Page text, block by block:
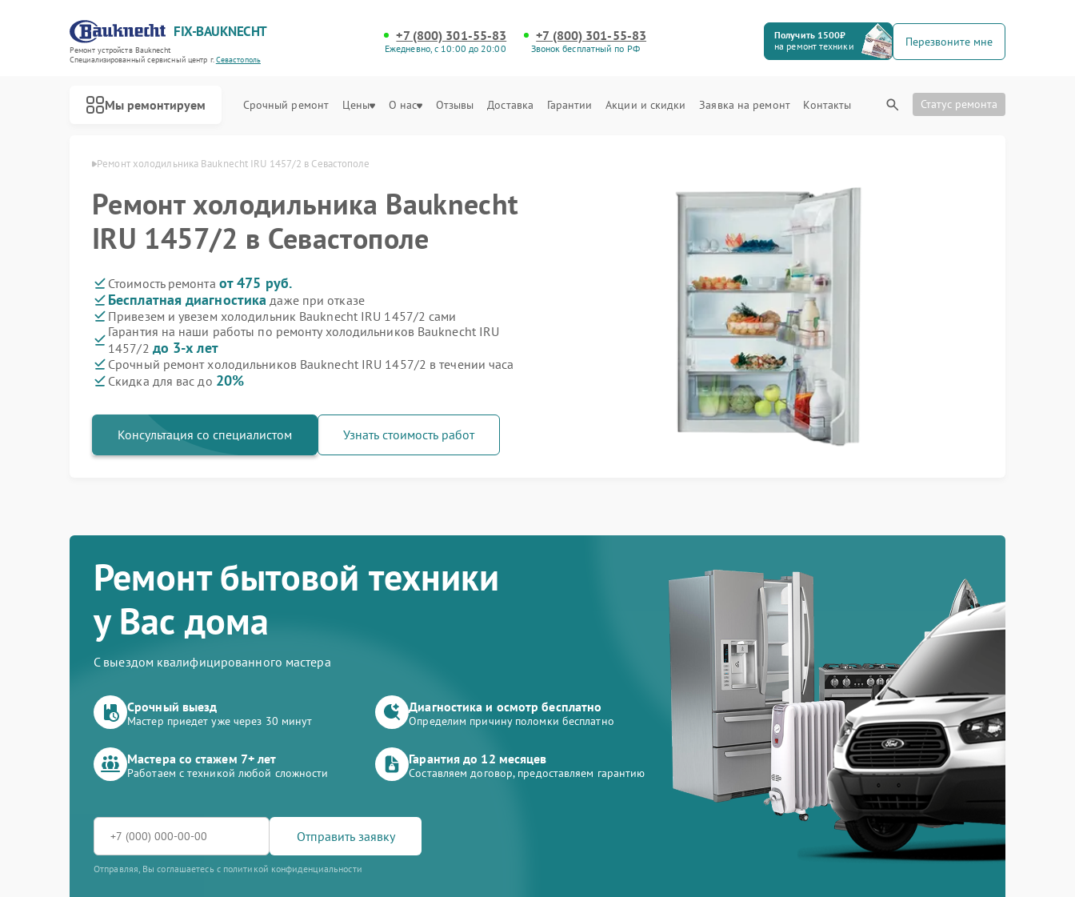
FIX-BAUKNECHT
Ремонт устройств Bauknecht
Специализированный cервисный центр г.Севастополь
+7 (800) 301-55-83
Ежедневно, с 10:00 до 20:00
+7 (800) 301-55-83
Звонок бесплатный по РФ
Получить 1500₽
на ремонт техники
Перезвоните мне
Мы ремонтируем Срочный ремонт Цены О нас Отзывы Доставка Гарантии Акции и скидки Заявка на ремонт Контакты Статус ремонта
в Севастополе Ремонт холодильника Bauknecht IRU 1457/2 в Севастополе
Ремонт холодильника Bauknecht
IRU 1457/2 в Севастополе
Стоимость ремонта от 475 руб.
Бесплатная диагностика даже при отказе
Привезем и увезем холодильник Bauknecht IRU 1457/2 сами
Гарантия на наши работы по ремонту холодильников Bauknecht IRU
1457/2 до 3-х лет
Срочный ремонт холодильников Bauknecht IRU 1457/2 в течении часа
Скидка для вас до 20%
Консультация со специалистом Узнать стоимость работ
Ремонт бытовой техники
у Вас дома
С выездом квалифицированного мастера
Срочный выезд
Мастер приедет уже через 30 минут
Диагностика и осмотр бесплатно
Определим причину поломки бесплатно
Мастера со стажем 7+ лет
Работаем с техникой любой сложности
Гарантия до 12 месяцев
Составляем договор, предоставляем гарантию
Отправить заявку
Отправляя, Вы соглашаетесь с политикой конфиденциальности